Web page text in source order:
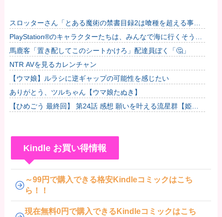
スロッターさん「とある魔術の禁書目録2は喰種を超える事を
意識して作ってるだけあって、演出・ゲーム性は東京喰種より
も良い」...
PlayStation®のキャラクターたちは、みんなで海に行くそうで
すよ?他
馬鹿客「置き配してこのシートかけろ」配達員ぼく「🤔」
NTR AVを見るカレンチャン
【ウマ娘】ルラシに逆ギャップの可能性を感じたい
ありがとう、ツルちゃん【ウマ娘たぬき】
【ひめごう 最終回】 第24話 感想 願いを叶える流星群【姫
Kindle お買い得情報
～99円で購入できる格安Kindleコミックはこち
ら！！
現在無料0円で購入できるKindleコミックはこち